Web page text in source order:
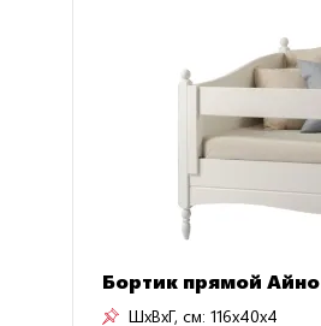
Бортик прямой Айно
ШxВxГ, см: 116x40x4